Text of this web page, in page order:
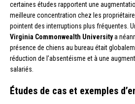
certaines études rapportent une
meilleure concentration chez les
pointent des interruptions plus fréquentes.
Virginia Commonwealth Universitya
présence de chiens au bureau était
réduction de l’absentéisme et à une
salariés.
Études de cas et exemples